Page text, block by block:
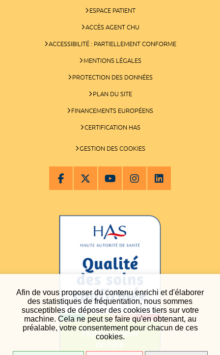
Afin de vous proposer du contenu enrichi et d'élaborer
des statistiques de fréquentation, nous sommes
susceptibles de déposer des cookies tiers sur votre
machine. Cela ne peut se faire qu'en obtenant, au
préalable, votre consentement pour chacun de ces
cookies.
ESPACE PATIENT
ACCÈS AGENT CHU
ACCESSIBILITÉ : PARTIELLEMENT CONFORME
MENTIONS LÉGALES
PROTECTION DES DONNÉES
PLAN DU SITE
FINANCEMENTS EUROPÉENS
CERTIFICATION HAS
GESTION DES COOKIES